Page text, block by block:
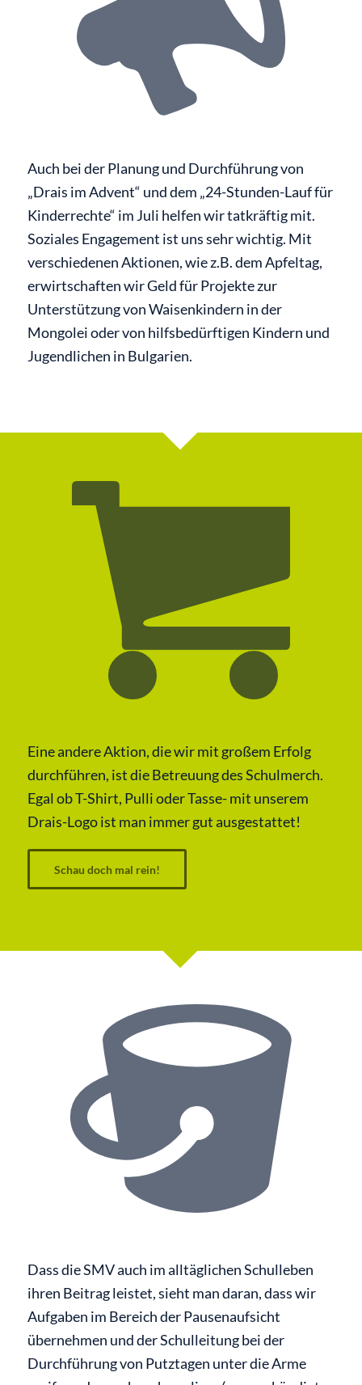
Auch bei der Planung und Durchführung von
„Drais im Advent“ und dem „24-Stunden-Lauf für
Kinderrechte“ im Juli helfen wir tatkräftig mit.
Soziales Engagement ist uns sehr wichtig. Mit
verschiedenen Aktionen, wie z.B. dem Apfeltag,
erwirtschaften wir Geld für Projekte zur
Unterstützung von Waisenkindern in der
Mongolei oder von hilfsbedürftigen Kindern und
Jugendlichen in Bulgarien.
Eine andere Aktion, die wir mit großem Erfolg
durchführen, ist die Betreuung des Schulmerch.
Egal ob T-Shirt, Pulli oder Tasse- mit unserem
Drais-Logo ist man immer gut ausgestattet!
Schau doch mal rein!
Dass die SMV auch im alltäglichen Schulleben
ihren Beitrag leistet, sieht man daran, dass wir
Aufgaben im Bereich der Pausenaufsicht
übernehmen und der Schulleitung bei der
Durchführung von Putztagen unter die Arme